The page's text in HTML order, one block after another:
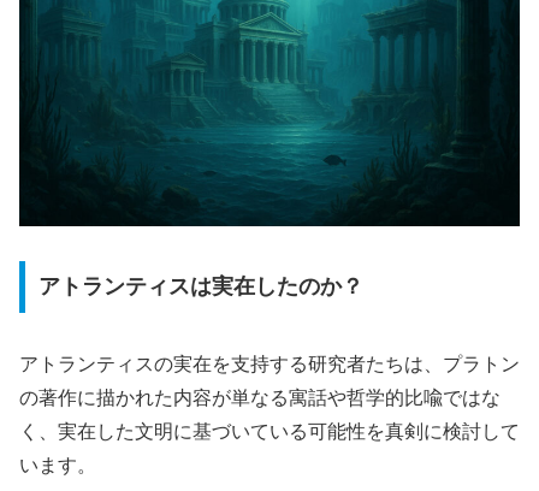
アトランティスは実在したのか？
アトランティスの実在を支持する研究者たちは、プラトン
の著作に描かれた内容が単なる寓話や哲学的比喩ではな
く、実在した文明に基づいている可能性を真剣に検討して
います。